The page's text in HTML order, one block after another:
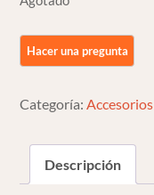
Categoría:Accesorios
Descripción